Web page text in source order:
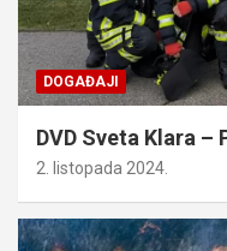
DOGAĐAJI
DVD Sveta Klara –
2. listopada 2024.